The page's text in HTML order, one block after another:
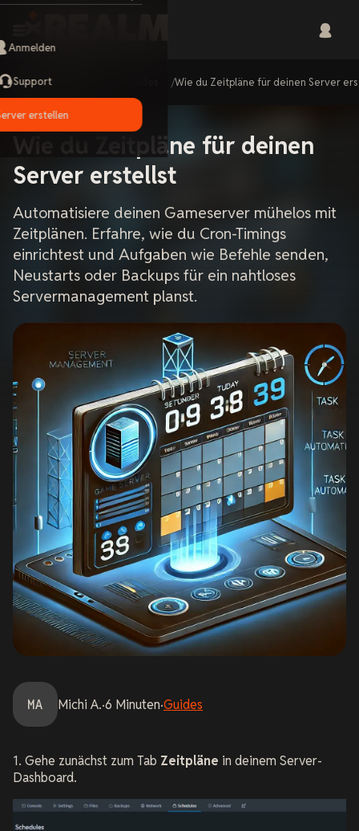
Anmelden
Support
erstellen
Wie du Zeitpläne für deinen Server
Wie du Zeitpläne für deinen
Server erstellst
Automatisiere deinen Gameserver mühelos mit
Zeitplänen. Erfahre, wie du Cron-Timings
einrichtest und Aufgaben wie Befehle senden,
Neustarts oder Backups für ein nahtloses
Servermanagement planst.
MA Michi A.·6 Minuten·Guides
1. Gehe zunächst zum Tab Zeitpläne in deinem Server-
Dashboard.